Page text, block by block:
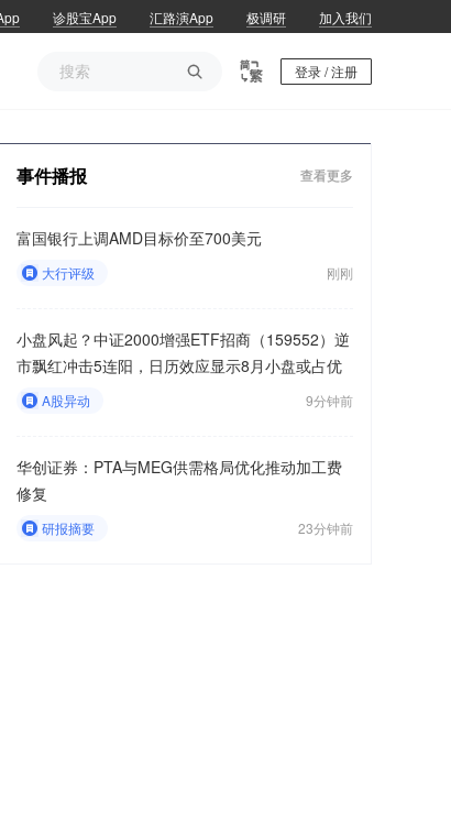
诊股宝App 汇路演App 极调研 加入我们
 登录 / 注册
事件播报 查看更多
富国银行上调AMD目标价至700美元
大行评级 刚刚
小盘风起？中证2000增强ETF招商（159552）逆
市飘红冲击5连阳，日历效应显示8月小盘或占优
A股异动 9分钟前
华创证券：PTA与MEG供需格局优化推动加工费
修复
研报摘要 23分钟前